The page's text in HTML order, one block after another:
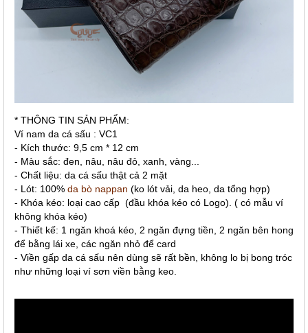
* THÔNG TIN SẢN PHẨM:
Ví nam da cá sấu : VC1
- Kích thước: 9,5 cm * 12 cm
- Màu sắc: đen, nâu, nâu đỏ, xanh, vàng...
- Chất liệu: da cá sấu thật cả 2 mặt
- Lót: 100% da bò nappan (ko lót vải, da heo, da tổng hợp)
- Khóa kéo: loại cao cấp (đầu khóa kéo có Logo). ( có mẫu ví
không khóa kéo)
- Thiết kế: 1 ngăn khoá kéo, 2 ngăn đựng tiền, 2 ngăn bên hong
để bằng lái xe, các ngăn nhỏ để card
- Viền gấp da cá sấu nên dùng sẽ rất bền, không lo bị bong tróc
như những loại ví sơn viền bằng keo.